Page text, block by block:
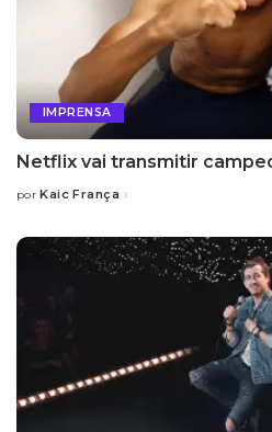
IMPRENSA
Netflix vai transmitir
Posted
por Kaic França